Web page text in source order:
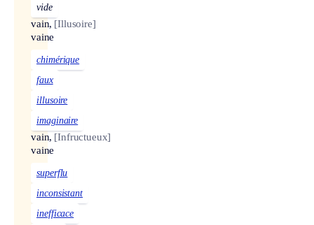
vide
vain,
vaine
[Illusoire]
chimérique
faux
illusoire
imaginaire
vain,
vaine
[Infructueux]
superflu
inconsistant
inefficace